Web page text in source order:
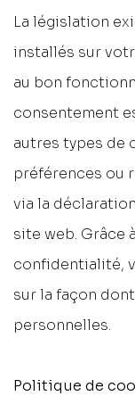
La législation
installés sur
au bon
consentement
autres types de
préférences ou
via la
site web. Grâce
confidentialité,
sur la façon
personnelles.
Politique de